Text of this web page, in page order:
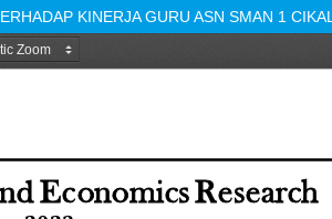
KINERJA GURU ASN SMAN 1